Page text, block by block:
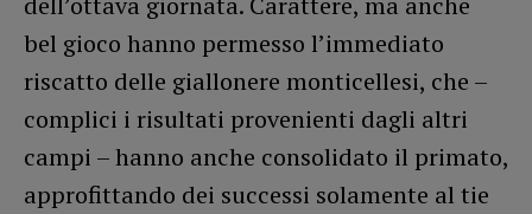
bel gioco hanno permesso l’immediato
riscatto delle giallonere monticellesi, che –
complici i risultati provenienti dagli altri
campi – hanno anche consolidato il primato,
approfittando dei successi solamente al tie